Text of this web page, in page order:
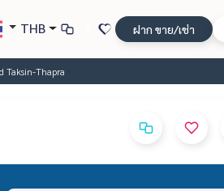
THB ฝาก ขาย/เช่า
Taksin-Thapra